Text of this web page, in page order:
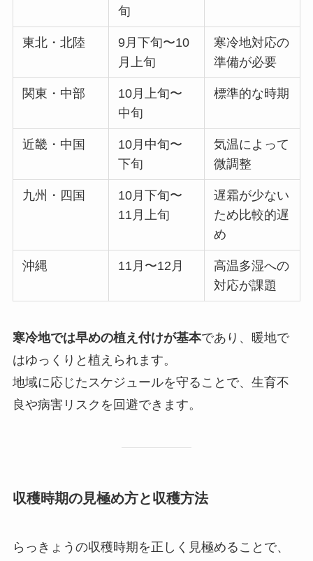
旬
東北・北陸
9月下旬〜10
月上旬
寒冷地対応の
準備が必要
関東・中部
10月上旬〜
中旬
標準的な時期
近畿・中国
10月中旬〜
下旬
気温によって
微調整
九州・四国
10月下旬〜
11月上旬
遅霜が少ない
ため比較的遅
め
沖縄 11月〜12月
高温多湿への
対応が課題
寒冷地では早めの植え付けが基本であり、暖地で
はゆっくりと植えられます。
地域に応じたスケジュールを守ることで、生育不
良や病害リスクを回避できます。
収穫時期の見極め方と収穫方法
らっきょうの収穫時期を正しく見極めることで、